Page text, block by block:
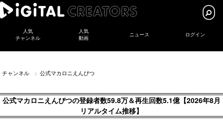
人気
チャンネル
人気
動画
ニュース ログイン
チャンネル 公式マカロニえんぴつ
公式マカロニえんぴつの登録者数59.8万＆再生回数5.1億【2026年8月
リアルタイム推移】